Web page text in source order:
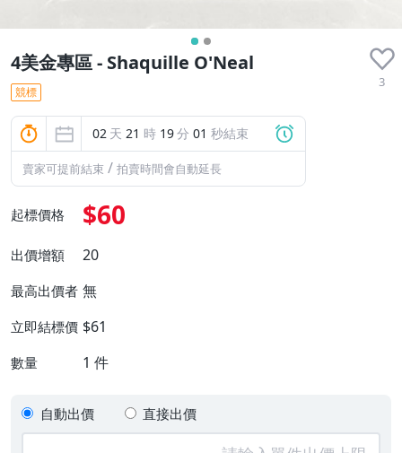
4美金專區 - Shaquille O'Neal
3
競標
02 天 21 時 19分 01 秒結束
賣家可提前結束 / 拍賣時間會自動延長
起標價格 $60
出價增額 20
最高出價者 無
立即結標價 $61
數量 1 件
自動出價 直接出價